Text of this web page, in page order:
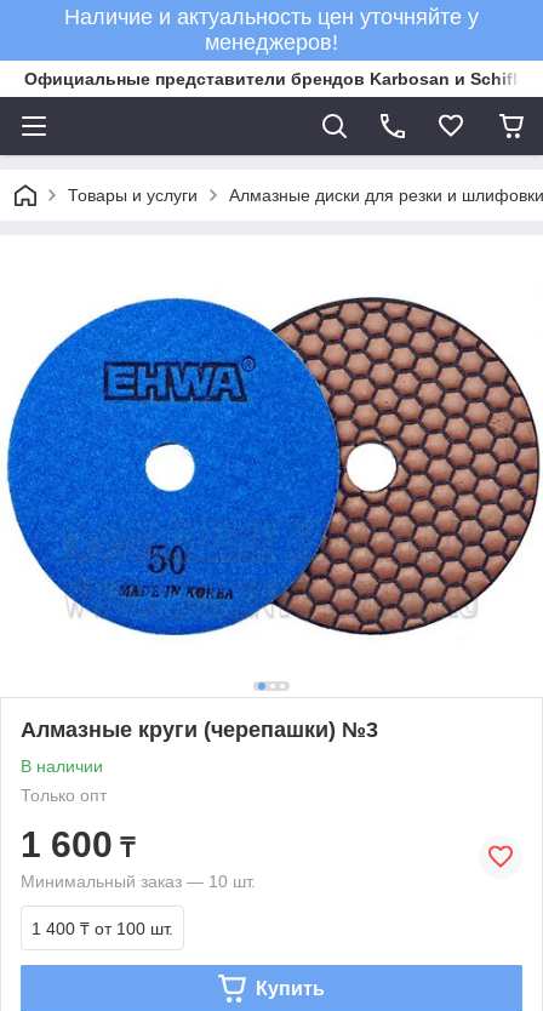
Наличие и актуальность цен уточняйте у
менеджеров!
Официальные представители брендов Karbosan и Schifler
Товары и услуги Алмазные диски для резки и
Алмазные круги (черепашки) №3
В наличии
Только опт
1 600 ₸
Минимальный заказ — 10 шт.
1 400 ₸ от 100 шт.
Купить